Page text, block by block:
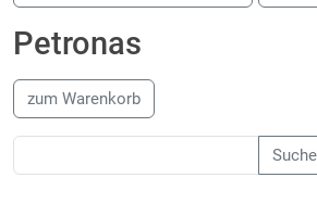
Petronas
zum Warenkorb